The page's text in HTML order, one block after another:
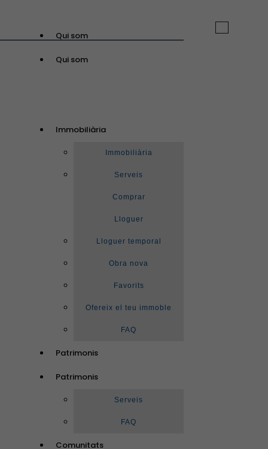
Toggle
Qui som
Qui som
Immobiliària
Immobiliària
Serveis
Comprar
Lloguer
Lloguer temporal
Obra nova
Favorits
Ofereix el teu immoble
FAQ
Patrimonis
Patrimonis
Serveis
FAQ
Comunitats